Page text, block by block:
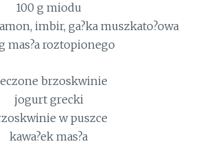
100 g miodu
imbir, ga?ka muszkato?owa
mas?a roztopionego
brzoskwinie
jogurt grecki
w puszce
kawa?ek mas?a